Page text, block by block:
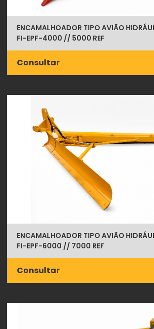
ENCAMALHOADOR TIPO AVIÃO
FI-EPF-4000 // 5000 REF
Consultar
ENCAMALHOADOR TIPO AVIÃO
FI-EPF-6000 // 7000 REF
Consultar